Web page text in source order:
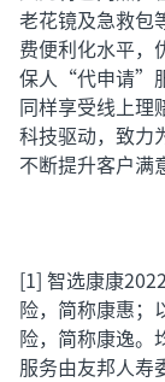
老花镜及急救包
费便利化水平，
保人“代申请”
同样享受线上理
科技驱动，致力
不断提升客户满
[1] 智选康康
险，简称康惠；
险，简称康逸。
服务由友邦人寿